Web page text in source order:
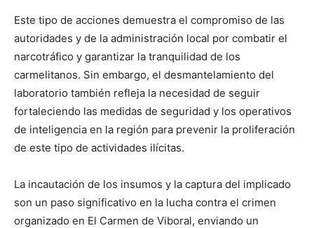
Este tipo de acciones demuestra el compromiso de las
autoridades y de la administración local por combatir el
narcotráfico y garantizar la tranquilidad de los
carmelitanos. Sin embargo, el desmantelamiento del
laboratorio también refleja la necesidad de seguir
fortaleciendo las medidas de seguridad y los operativos
de inteligencia en la región para prevenir la proliferación
de este tipo de actividades ilícitas.
La incautación de los insumos y la captura del implicado
son un paso significativo en la lucha contra el crimen
organizado en El Carmen de Viboral, enviando un